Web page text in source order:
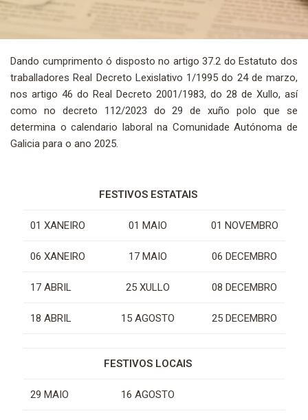
Dando cumprimento ó disposto no artigo 37.2 do Estatuto dos
traballadores Real Decreto Lexislativo 1/1995 do 24 de marzo,
nos artigo 46 do Real Decreto 2001/1983, do 28 de Xullo, así
como no decreto 112/2023 do 29 de xuño polo que se
determina o calendario laboral na Comunidade Autónoma de
Galicia para o ano 2025.
FESTIVOS ESTATAIS
01 XANEIRO 01 MAIO 01 NOVEMBRO
06 XANEIRO 17 MAIO 06 DECEMBRO
17 ABRIL 25 XULLO 08 DECEMBRO
18 ABRIL 15 AGOSTO 25 DECEMBRO
FESTIVOS LOCAIS
29 MAIO 16 AGOSTO